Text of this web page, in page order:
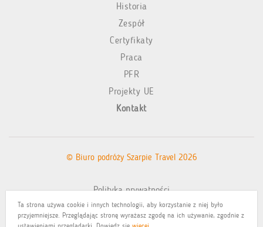
Ta strona używa cookie i innych technologii, aby korzystanie z niej było
przyjemniejsze. Przeglądając stronę wyrażasz zgodę na ich używanie, zgodnie z
Historia
Zespół
Certyfikaty
Praca
PFR
Projekty UE
Kontakt
© Biuro podróży Szarpie Travel 2026
Polityka prywatności
Mapa witryny